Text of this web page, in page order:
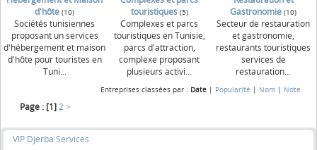
d'hôte (10)
Sociétés tunisiennes
proposant un services
d'hébergement et maison
d'hôte pour touristes en
Tuni...
touristiques (5)
Complexes et parcs
touristiques en Tunisie,
parcs d'attraction,
complexe proposant
plusieurs activi...
Gastronomie (10)
Secteur de restauration
et gastronomie,
restaurants touristiques
services de
restauration...
Entreprises classées par : Date | Popularité | Nom | Note
Page : [1] 2 >
VIP Djerba Services